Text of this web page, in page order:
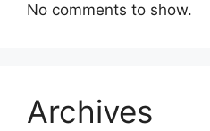
No comments to show.
Archives